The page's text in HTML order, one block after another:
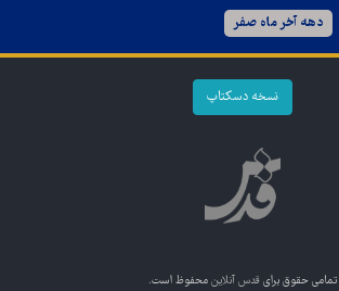
دهه آخر ماه صفر
نسخه دسکتاپ
تمامی حقوق برای قدس آنلاین محفوظ است.